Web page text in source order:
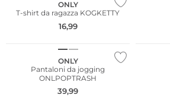
ONLY
T-shirt da ragazza KOGKETTY
16,99
NUOVO
ONLY
Pantaloni da jogging
ONLPOPTRASH
39,99